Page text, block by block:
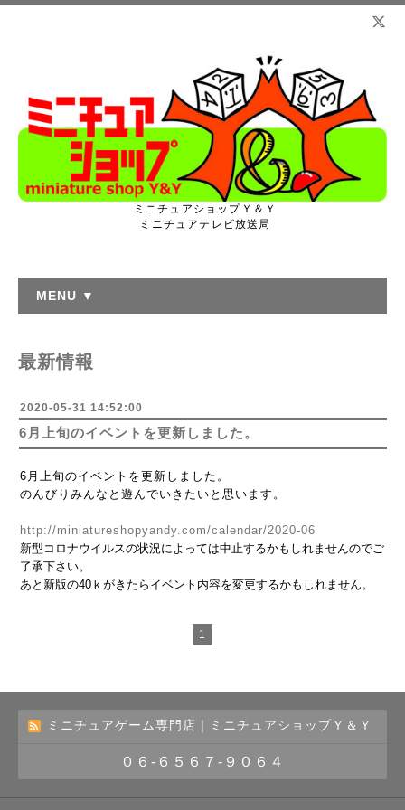
ミニチュアショップＹ＆Ｙ
ミニチュアテレビ放送局
MENU ▼
最新情報
2020-05-31 14:52:00
6月上旬のイベントを更新しました。
6月上旬のイベントを更新しました。
のんびりみんなと遊んでいきたいと思います。
http://miniatureshopyandy.com/calendar/2020-06
新型コロナウイルスの状況によっては中止するかもしれませんのでご
了承下さい。
あと新版の40ｋがきたらイベント内容を変更するかもしれません。
1
ミニチュアゲーム専門店｜ミニチュアショップＹ＆Ｙ
０６-６５６７-９０６４